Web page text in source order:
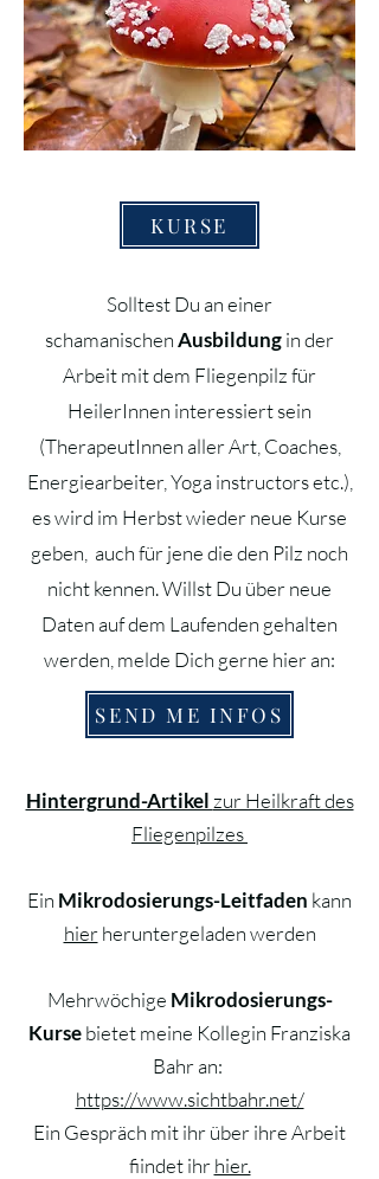
KURSE
Solltest Du an einer
schamanischenAusbildungin der
Arbeit mit dem Fliegenpilz für
HeilerInnen interessiert sein
(TherapeutInnen aller Art, Coaches,
Energiearbeiter, Yoga instructors etc.),
es wird im Herbst wieder neue Kurse
geben, auch für jene die den Pilz noch
nicht kennen. Willst Du über neue
Daten auf dem Laufenden gehalten
werden, melde Dich gerne hier an:
SEND ME INFOS
Hintergrund-Artikelzur Heilkraft des
Fliegenpilzes
Ein Mikrodosierungs-Leitfaden kann
hierheruntergeladen werden
Mehrwöchige Mikrodosierungs-
Kursebietet meine Kollegin Franziska
Bahr an:
https://www.sichtbahr.net/
Ein Gespräch mit ihr über ihre Arbeit
fiindet ihrhier.